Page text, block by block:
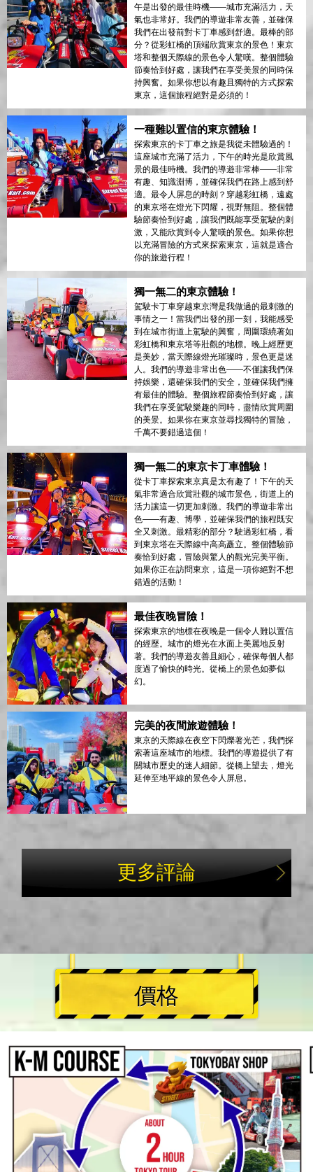
午是出發的最佳時機——城市充滿活力，天
氣也非常好。我們的導遊非常友善，並確保
我們在出發前對卡丁車感到舒適。最棒的部
分？從彩虹橋的頂端欣賞東京的景色！東京
塔和整個天際線的景色令人驚嘆。整個體驗
節奏恰到好處，讓我們在享受美景的同時保
持興奮。如果你想以有趣且獨特的方式探索
東京，這個旅程絕對是必須的！
一種難以置信的東京體驗！
探索東京的卡丁車之旅是我從未體驗過的！
這座城市充滿了活力，下午的時光是欣賞風
景的最佳時機。我們的導遊非常棒——非常
有趣、知識淵博，並確保我們在路上感到舒
適。最令人屏息的時刻？穿越彩虹橋，遠處
的東京塔在燈光下閃耀，視野無阻。整個體
驗節奏恰到好處，讓我們既能享受駕駛的刺
激，又能欣賞到令人驚嘆的景色。如果你想
以充滿冒險的方式來探索東京，這就是適合
你的旅遊行程！
獨一無二的東京體驗！
駕駛卡丁車穿越東京灣是我做過的最刺激的
事情之一！當我們出發的那一刻，我能感受
到在城市街道上駕駛的興奮，周圍環繞著如
彩虹橋和東京塔等壯觀的地標。晚上經歷更
是美妙，當天際線燈光璀璨時，景色更是迷
人。我們的導遊非常出色——不僅讓我們保
持娛樂，還確保我們的安全，並確保我們擁
有最佳的體驗。整個旅程節奏恰到好處，讓
我們在享受駕駛樂趣的同時，盡情欣賞周圍
的美景。如果你在東京並尋找獨特的冒險，
千萬不要錯過這個！
獨一無二的東京卡丁車體驗！
從卡丁車探索東京真是太有趣了！下午的天
氣非常適合欣賞壯觀的城市景色，街道上的
活力讓這一切更加刺激。我們的導遊非常出
色——有趣、博學，並確保我們的旅程既安
全又刺激。最精彩的部分？駛過彩虹橋，看
到東京塔在天際線中高高矗立。整個體驗節
奏恰到好處，冒險與驚人的觀光完美平衡。
如果你正在訪問東京，這是一項你絕對不想
錯過的活動！
最佳夜晚冒險！
探索東京的地標在夜晚是一個令人難以置信
的經歷。城市的燈光在水面上美麗地反射
著。我們的導遊友善且細心，確保每個人都
度過了愉快的時光。從橋上的景色如夢似
幻。
完美的夜間旅遊體驗！
東京的天際線在夜空下閃爍著光芒，我們探
索著這座城市的地標。我們的導遊提供了有
關城市歷史的迷人細節。從橋上望去，燈光
延伸至地平線的景色令人屏息。
更多評論
價格